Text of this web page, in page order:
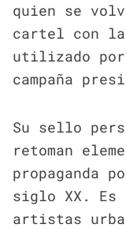
quien se
cartel con la
utilizado por
campaña
Su sello
retoman
propaganda
siglo XX. Es
artistas